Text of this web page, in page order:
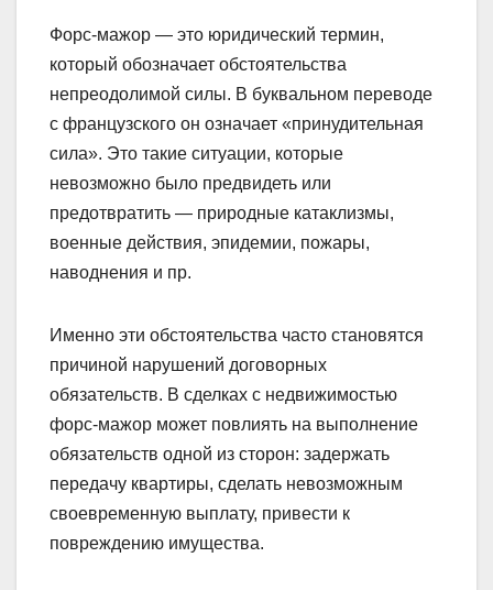
Форс-мажор — это юридический термин,
который обозначает обстоятельства
непреодолимой силы. В буквальном переводе
с французского он означает «принудительная
сила». Это такие ситуации, которые
невозможно было предвидеть или
предотвратить — природные катаклизмы,
военные действия, эпидемии, пожары,
наводнения и пр.
Именно эти обстоятельства часто становятся
причиной нарушений договорных
обязательств. В сделках с недвижимостью
форс-мажор может повлиять на выполнение
обязательств одной из сторон: задержать
передачу квартиры, сделать невозможным
своевременную выплату, привести к
повреждению имущества.